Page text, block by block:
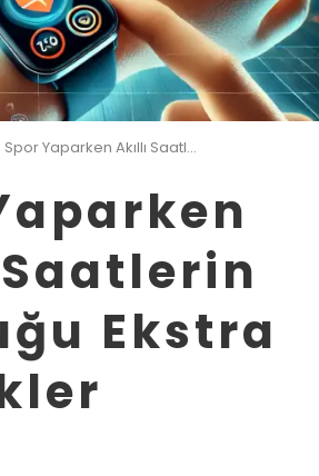
Spor Yaparken Akıllı Saatlerin Sunduğu Ekstra Özellikler
Saatlerin
Ekstra